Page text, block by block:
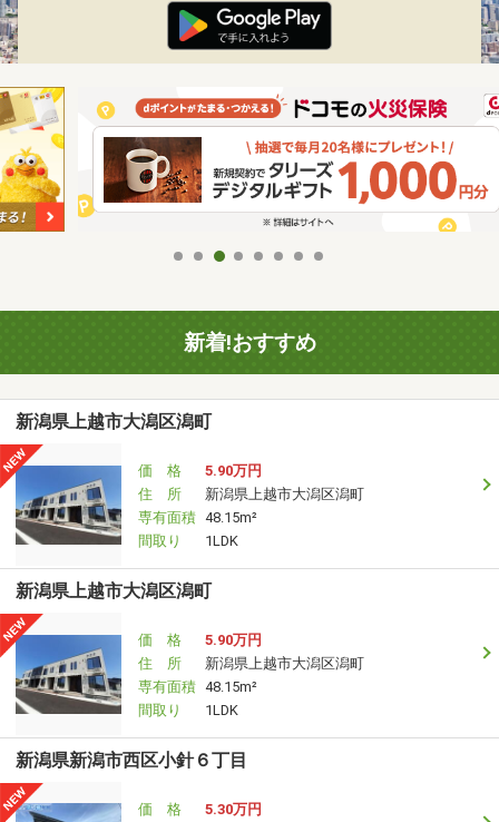
新着!おすすめ
新潟県上越市大潟区潟町
価 格
5.90万円
住 所
新潟県上越市大潟区潟町
専有面積 48.15m²
間取り
1LDK
新潟県上越市大潟区潟町
価 格
5.90万円
住 所
新潟県上越市大潟区潟町
専有面積 48.15m²
間取り
1LDK
新潟県新潟市西区小針６丁目
価 格
5.30万円